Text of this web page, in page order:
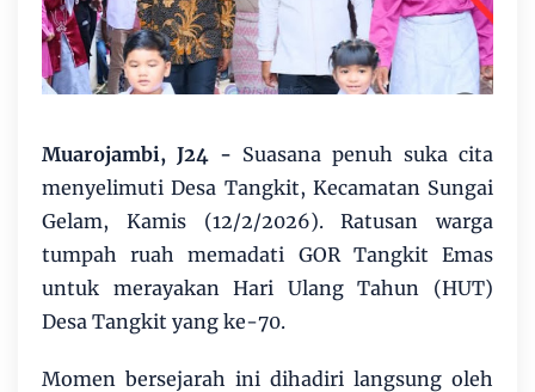
Muarojambi, J24 - Suasana penuh suka cita
menyelimuti Desa Tangkit, Kecamatan Sungai
Gelam, Kamis (12/2/2026). Ratusan warga
tumpah ruah memadati GOR Tangkit Emas
untuk merayakan Hari Ulang Tahun (HUT)
Desa Tangkit yang ke-70.
‎Momen bersejarah ini dihadiri langsung oleh